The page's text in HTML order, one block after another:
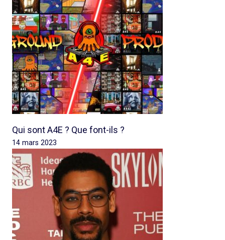
Qui sont A4E ? Que font-ils ?
14 mars 2023